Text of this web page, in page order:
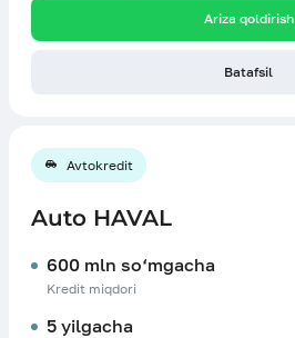
Ariza qoldirish
Batafsil
Avtokredit
Auto HAVAL
600 mln so‘mgacha
Kredit miqdori
5 yilgacha